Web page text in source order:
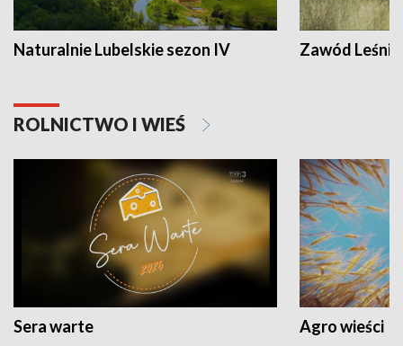
Naturalnie Lubelskie sezon IV Zawód Leśnik
ROLNICTWO I WIEŚ
Sera warte Agro wieści